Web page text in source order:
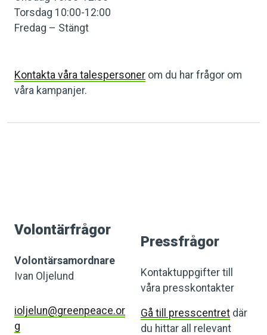
Torsdag 10:00-12:00
Fredag – Stängt
Kontakta våra talespersoner om du har frågor om
våra kampanjer.
Volontärfrågor
Volontärsamordnare
Ivan Oljelund
ioljelun@greenpeace.or
g
Pressfrågor
Kontaktuppgifter till
våra presskontakter
Gå till presscentret där
du hittar all relevant